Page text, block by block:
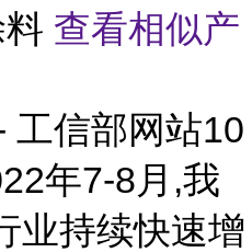
查看相似产
工信部网站10
年7-8月,我
业持续快速增